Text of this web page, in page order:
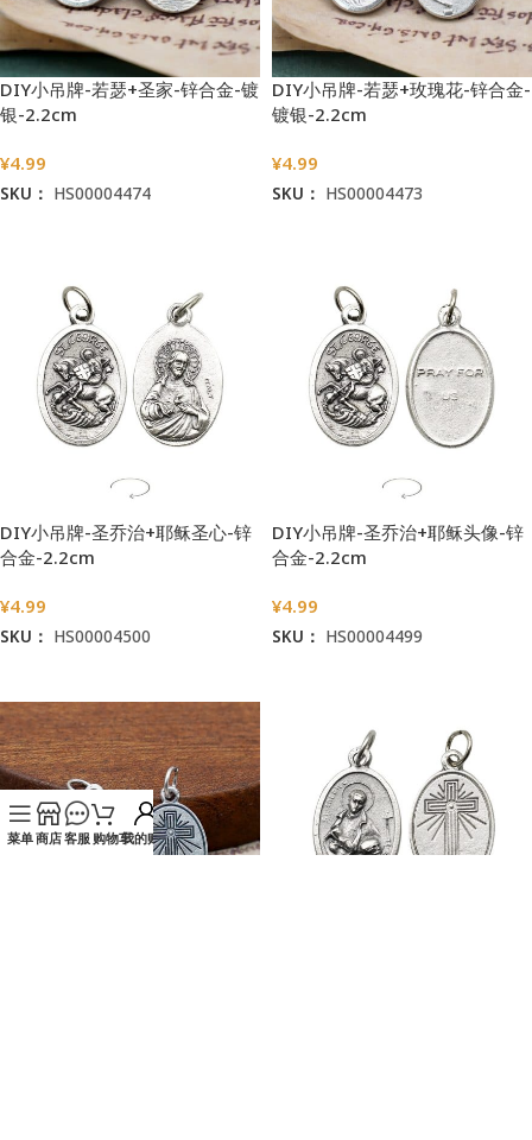
DIY小吊牌-若瑟+圣家-锌合金-镀
银-2.2cm
¥4.99
SKU： HS00004474
DIY小吊牌-若瑟+玫瑰花-锌合金-
镀银-2.2cm
¥4.99
SKU： HS00004473
DIY小吊牌-圣乔治+耶稣圣心-锌
合金-2.2cm
¥4.99
SKU： HS00004500
DIY小吊牌-圣乔治+耶稣头像-锌
合金-2.2cm
¥4.99
SKU： HS00004499
菜单商店客服 购物车我的账户